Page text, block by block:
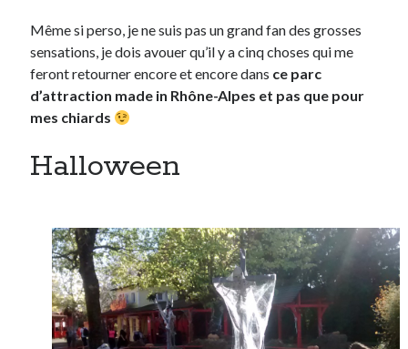
Lectures
Lyon
Lyon à Livre Ouvert
Mini-monsieur
Non classé
Patchwork
Proust
Sons
Sorties cuculturelles
Tavukoi
Vidéos
Même si perso, je ne suis pas un grand fan des grosses
sensations, je dois avouer qu’il y a cinq choses qui me
feront retourner encore et encore dans ce parc
d’attraction made in Rhône-Alpes et pas que pour
mes chiards
Halloween